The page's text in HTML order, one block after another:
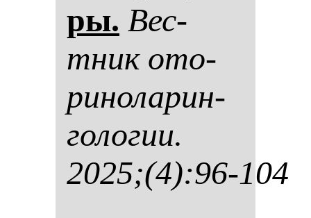
ры. Вес­
тник ото­
ри­но­ла­рин­
го­ло­гии.
2025;(4):96-104